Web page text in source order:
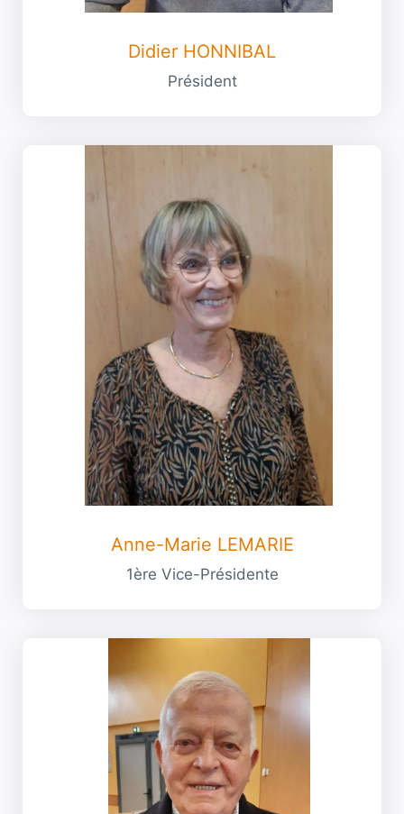
Didier HONNIBAL
Président
Anne-Marie LEMARIE
1ère Vice-Présidente